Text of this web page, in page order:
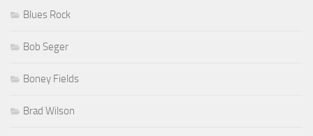
Blues Rock
Bob Seger
Boney Fields
Brad Wilson